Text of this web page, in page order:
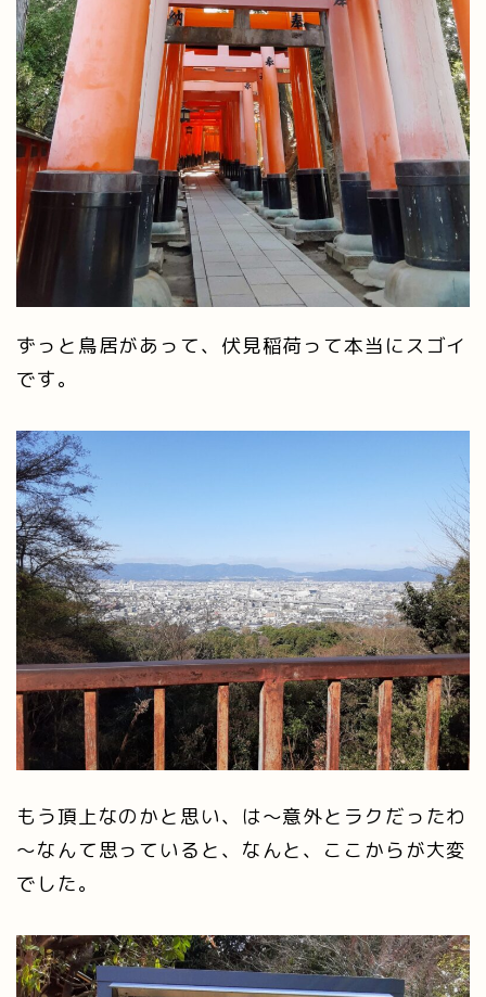
ずっと鳥居があって、伏見稲荷って本当にスゴイ
です。
もう頂上なのかと思い、は～意外とラクだったわ
～なんて思っていると、なんと、ここからが大変
でした。